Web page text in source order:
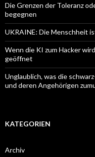
Die Grenzen der Toleranz
begegnen
UKRAINE: Die Menschheit
Wenn die KI zum Hacker
geöffnet
Unglaublich, was die
und deren Angehörigen
KATEGORIEN
Archiv